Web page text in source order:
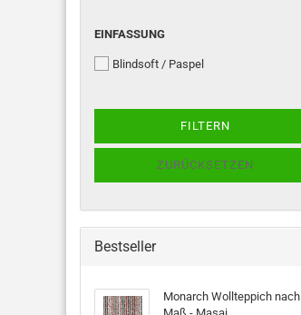
EINFASSUNG
EINFASSUNG
Blindsoft / Paspel
FILTERN
ZURÜCKSETZEN
Bestseller
Monarch Wollteppich nach